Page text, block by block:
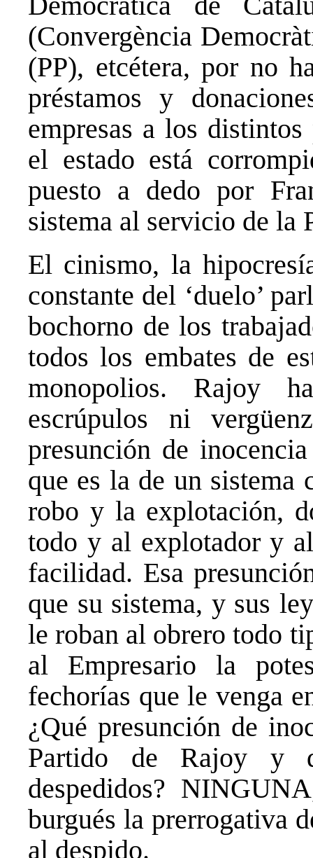
(Convergència
(PP), etcétera, por no
préstamos y
empresas a los
el estado está
puesto a dedo por
sistema al servicio de la
El cinismo, la
constante del ‘duelo’
bochorno de los
todos los embates de
monopolios. Rajoy
escrúpulos ni
presunción de
que es la de un sistema
robo y la explotación,
todo y al explotador y
facilidad. Esa
que su sistema, y sus
le roban al obrero todo
al Empresario la
fechorías que le venga
¿Qué presunción de
Partido de Rajoy y
despedidos?
burgués la prerrogativa
al despido.